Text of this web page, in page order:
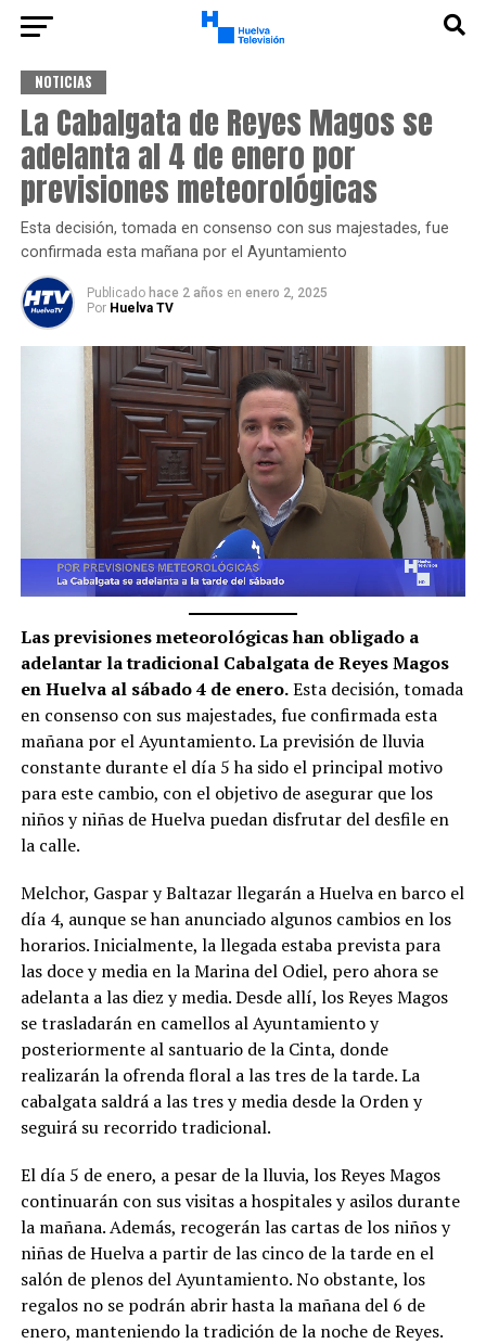
NOTICIAS
La Cabalgata de Reyes Magos se
adelanta al 4 de enero por
previsiones meteorológicas
Esta decisión, tomada en consenso con sus majestades, fue
confirmada esta mañana por el Ayuntamiento
Publicado hace 2 años en enero 2, 2025
Por Huelva TV
Las previsiones meteorológicas han obligado a
adelantar la tradicional Cabalgata de Reyes Magos
en Huelva al sábado 4 de enero.Esta decisión, tomada
en consenso con sus majestades, fue confirmada esta
mañana por el Ayuntamiento. La previsión de lluvia
constante durante el día 5 ha sido el principal motivo
para este cambio, con el objetivo de asegurar que los
niños y niñas de Huelva puedan disfrutar del desfile en
la calle.
Melchor, Gaspar y Baltazar llegarán a Huelva en barco el
día 4, aunque se han anunciado algunos cambios en los
horarios. Inicialmente, la llegada estaba prevista para
las doce y media en la Marina del Odiel, pero ahora se
adelanta a las diez y media. Desde allí, los Reyes Magos
se trasladarán en camellos al Ayuntamiento y
posteriormente al santuario de la Cinta, donde
realizarán la ofrenda floral a las tres de la tarde. La
cabalgata saldrá a las tres y media desde la Orden y
seguirá su recorrido tradicional.
El día 5 de enero, a pesar de la lluvia, los Reyes Magos
continuarán con sus visitas a hospitales y asilos durante
la mañana. Además, recogerán las cartas de los niños y
niñas de Huelva a partir de las cinco de la tarde en el
salón de plenos del Ayuntamiento. No obstante, los
regalos no se podrán abrir hasta la mañana del 6 de
enero, manteniendo la tradición de la noche de Reyes.